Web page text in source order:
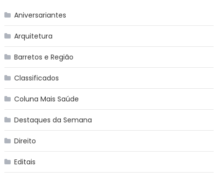
Aniversariantes
Arquitetura
Barretos e Região
Classificados
Coluna Mais Saúde
Destaques da Semana
Direito
Editais